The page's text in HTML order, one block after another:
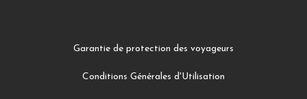
Garantie de protection des voyageurs
Conditions Générales d'Utilisation